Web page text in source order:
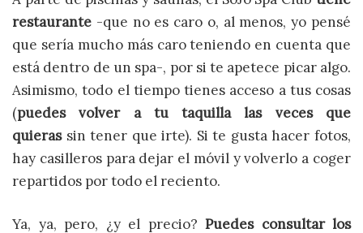
restaurante -que no es caro o, al menos, yo pensé
que sería mucho más caro teniendo en cuenta que
está dentro de un spa-, por si te apetece picar algo.
Asimismo, todo el tiempo tienes acceso a tus cosas
(puedes volver a tu taquilla las veces que
quieras sin tener que irte). Si te gusta hacer fotos,
hay casilleros para dejar el móvil y volverlo a coger
repartidos por todo el reciento.
Ya, ya, pero, ¿y el precio? Puedes consultar los